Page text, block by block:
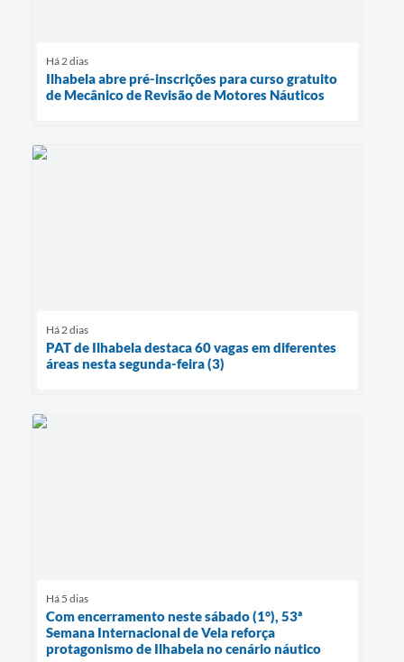
Há 2 dias
Ilhabela abre pré-inscrições para curso gratuito
de Mecânico de Revisão de Motores Náuticos
Há 2 dias
PAT de Ilhabela destaca 60 vagas em diferentes
áreas nesta segunda-feira (3)
Há 5 dias
Com encerramento neste sábado (1°), 53ª
Semana Internacional de Vela reforça
protagonismo de Ilhabela no cenário náutico